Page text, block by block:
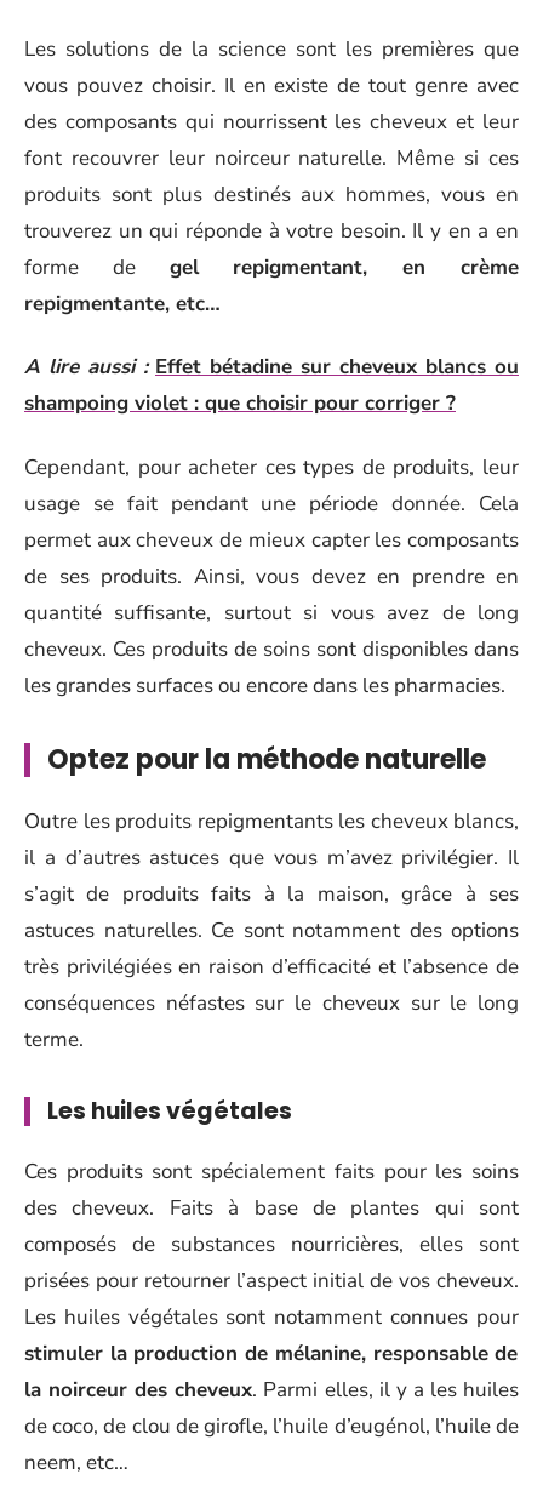
Les solutions de la science sont les premières que
vous pouvez choisir. Il en existe de tout genre avec
des composants qui nourrissent les cheveux et leur
font recouvrer leur noirceur naturelle. Même si ces
produits sont plus destinés aux hommes, vous en
trouverez un qui réponde à votre besoin. Il y en a en
forme de gel repigmentant, en crème
repigmentante, etc…
A lire aussi : Effet bétadine sur cheveux blancs ou
shampoing violet : que choisir pour corriger ?
Cependant, pour acheter ces types de produits, leur
usage se fait pendant une période donnée. Cela
permet aux cheveux de mieux capter les composants
de ses produits. Ainsi, vous devez en prendre en
quantité suffisante, surtout si vous avez de long
cheveux. Ces produits de soins sont disponibles dans
les grandes surfaces ou encore dans les pharmacies.
Optez pour la méthode naturelle
Outre les produits repigmentants les cheveux blancs,
il a d’autres astuces que vous m’avez privilégier. Il
s’agit de produits faits à la maison, grâce à ses
astuces naturelles. Ce sont notamment des options
très privilégiées en raison d’efficacité et l’absence de
conséquences néfastes sur le cheveux sur le long
terme.
Les huiles végétales
Ces produits sont spécialement faits pour les soins
des cheveux. Faits à base de plantes qui sont
composés de substances nourricières, elles sont
prisées pour retourner l’aspect initial de vos cheveux.
Les huiles végétales sont notamment connues pour
stimuler la production de mélanine, responsable de
la noirceur des cheveux. Parmi elles, il y a les huiles
de coco, de clou de girofle, l’huile d’eugénol, l’huile de
neem, etc…